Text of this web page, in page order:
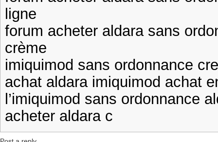
ligne
forum acheter aldara sans
crème
imiquimod sans ordonnance
achat aldara imiquimod achat
l’imiquimod sans ordonnance
acheter aldara c